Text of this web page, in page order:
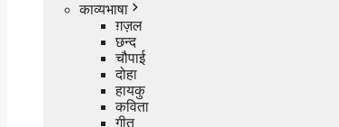
काव्यभाषा
ग़ज़ल
छन्द
चौपाई
दोहा
हायकु
कविता
गीत